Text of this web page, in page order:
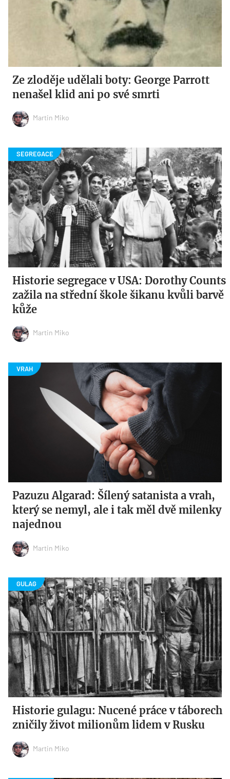
Ze zloděje udělali boty: George Parrott
nenašel klid ani po své smrti
Martin Miko
Historie segregace v USA: Dorothy Counts
zažila na střední škole šikanu kvůli barvě
kůže
Martin Miko
Pazuzu Algarad: Šílený satanista a vrah,
který se nemyl, ale i tak měl dvě milenky
najednou
Martin Miko
Historie gulagu: Nucené práce v táborech
zničily život milionům lidem v Rusku
Martin Miko